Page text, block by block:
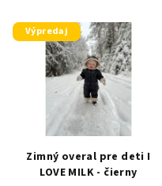
Výpredaj
Zimný overal pre deti I
LOVE MILK - čierny